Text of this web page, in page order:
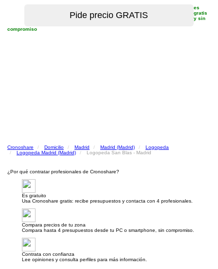
es
gratis
y sin
compromiso
Cronoshare Domicilio Madrid Madrid (Madrid)
Logopeda
Logopeda Madrid (Madrid)
Logopeda San Blas - Madrid
¿Por qué contratar profesionales de Cronoshare?
Es gratuito
Usa Cronoshare gratis: recibe presupuestos y contacta con 4 profesionales.
Compara precios de tu zona
Compara hasta 4 presupuestos desde tu PC o smartphone, sin compromiso.
Contrata con confianza
Lee opiniones y consulta perfiles para más información.